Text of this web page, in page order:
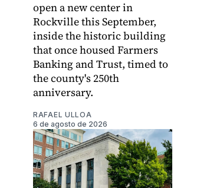
open a new center in
Rockville this September,
inside the historic building
that once housed Farmers
Banking and Trust, timed to
the county's 250th
anniversary.
RAFAEL ULLOA
6 de agosto de 2026